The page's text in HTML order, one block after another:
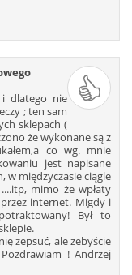
i dlatego nie
; ten sam
sklepach (
że wykonane są z
co wg. mnie
jest napisane
w międzyczasie ciągle
mimo że wpłaty
internet. Migdy i
Był to
zepsuć, ale żebyście
! Andrzej